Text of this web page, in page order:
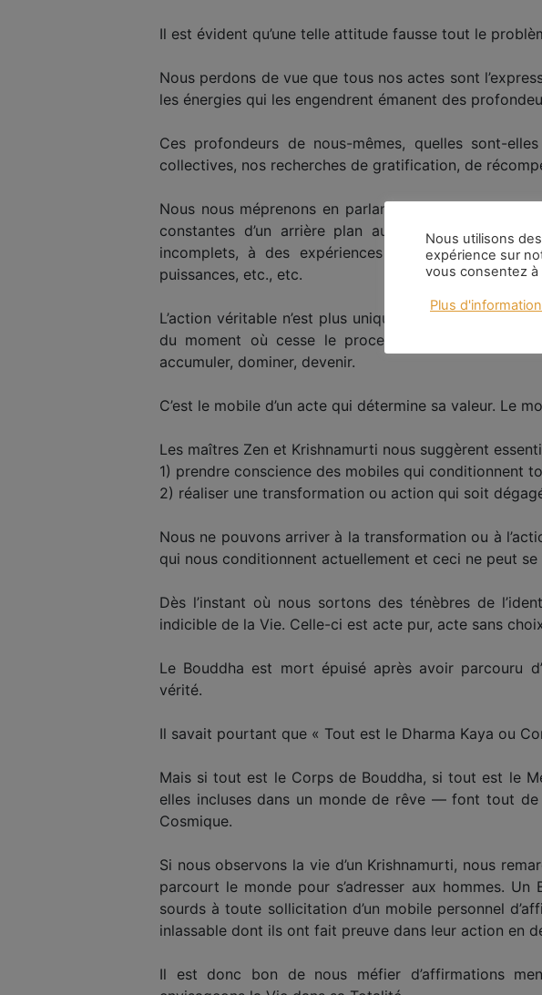
Il est évident qu’une telle attitude fausse tout le
Nous perdons de vue que tous nos actes sont
les énergies qui les engendrent émanent des
Ces profondeurs de nous-mêmes, quelles sont-
collectives, nos recherches de gratification, de
Nous nous méprenons en parlant « d’action ». Nous
constantes d’un arrière plan auquel préside
incomplets, à des expériences malheureuses, nos
puissances, etc., etc.
L’action véritable n’est plus uniquement « notre »
du moment où cesse le processus du « moi ».
accumuler, dominer, devenir.
C’est le mobile d’un acte qui détermine sa valeur. Le
Les maîtres Zen et Krishnamurti nous suggèrent
1) prendre conscience des mobiles qui conditionnent
2) réaliser une transformation ou action qui soit
Nous ne pouvons arriver à la transformation ou à
qui nous conditionnent actuellement et ceci ne peut
Dès l’instant où nous sortons des ténèbres de
indicible de la Vie. Celle-ci est acte pur, acte sans
Le Bouddha est mort épuisé après avoir parcouru
vérité.
Il savait pourtant que « Tout est le Dharma Kaya ou
Mais si tout est le Corps de Bouddha, si tout est le
elles incluses dans un monde de rêve — font tout
Cosmique.
Si nous observons la vie d’un Krishnamurti, nous
parcourt le monde pour s’adresser aux hommes.
sourds à toute sollicitation d’un mobile personnel
inlassable dont ils ont fait preuve dans leur action en
Il est donc bon de nous méfier d’affirmations
Nous utilisons
expérience sur
vous consentez
Plus